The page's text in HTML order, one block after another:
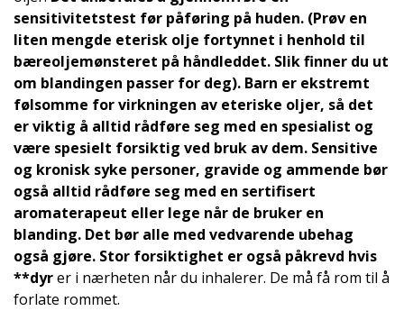
sensitivitetstest før påføring på huden. (Prøv en
liten mengde eterisk olje fortynnet i henhold til
bæreoljemønsteret på håndleddet. Slik finner du ut
om blandingen passer for deg). Barn er ekstremt
følsomme for virkningen av eteriske oljer, så det
er viktig å alltid rådføre seg med en spesialist og
være spesielt forsiktig ved bruk av dem. Sensitive
og kronisk syke personer, gravide og ammende bør
også alltid rådføre seg med en sertifisert
aromaterapeut eller lege når de bruker en
blanding. Det bør alle med vedvarende ubehag
også gjøre. Stor forsiktighet er også påkrevd hvis
**dyrer i nærheten når du inhalerer. De må få rom til å
forlate rommet.